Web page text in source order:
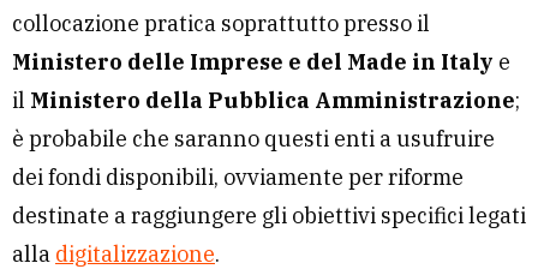
collocazione pratica soprattutto presso il
Ministero delle Imprese e del Made in Italy e
il Ministero della Pubblica Amministrazione;
è probabile che saranno questi enti a usufruire
dei fondi disponibili, ovviamente per riforme
destinate a raggiungere gli obiettivi specifici legati
alla digitalizzazione.